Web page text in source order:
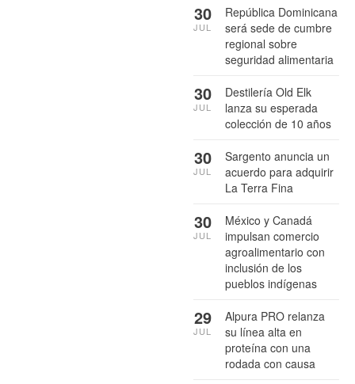
República Dominicana
será sede de cumbre
regional sobre
seguridad alimentaria
30
JUL
Destilería Old Elk
lanza su esperada
colección de 10 años
30
JUL
Sargento anuncia un
acuerdo para adquirir
La Terra Fina
30
JUL
México y Canadá
impulsan comercio
agroalimentario con
inclusión de los
pueblos indígenas
30
JUL
Alpura PRO relanza
su línea alta en
proteína con una
rodada con causa
29
JUL